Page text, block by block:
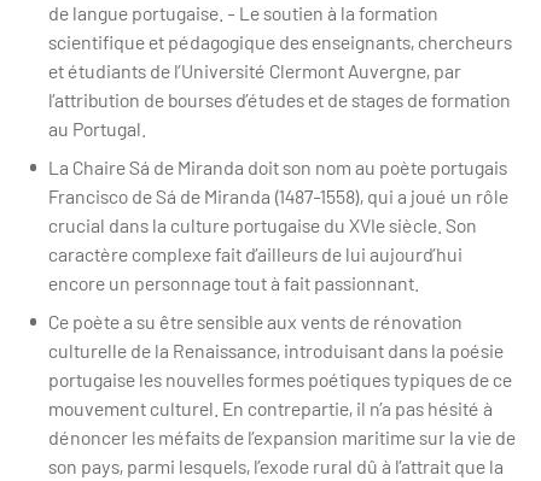
de langue portugaise. - Le soutien à la formation
scientifique et pédagogique des enseignants, chercheurs
et étudiants de l’Université Clermont Auvergne, par
l’attribution de bourses d’études et de stages de formation
au Portugal.
La Chaire Sá de Miranda doit son nom au poète portugais
Francisco de Sá de Miranda (1487-1558), qui a joué un rôle
crucial dans la culture portugaise du XVIe siècle. Son
caractère complexe fait d’ailleurs de lui aujourd’hui
encore un personnage tout à fait passionnant.
Ce poète a su être sensible aux vents de rénovation
culturelle de la Renaissance, introduisant dans la poésie
portugaise les nouvelles formes poétiques typiques de ce
mouvement culturel. En contrepartie, il n’a pas hésité à
dénoncer les méfaits de l’expansion maritime sur la vie de
son pays, parmi lesquels, l’exode rural dû à l’attrait que la